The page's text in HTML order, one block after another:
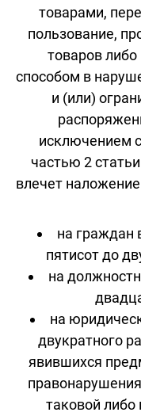
товарами,
пользование,
товаров
способом в
и (или)
исключением
частью 2
влечет
на граждан
пятисот до
на
на
двукратного
явившихся
таковой